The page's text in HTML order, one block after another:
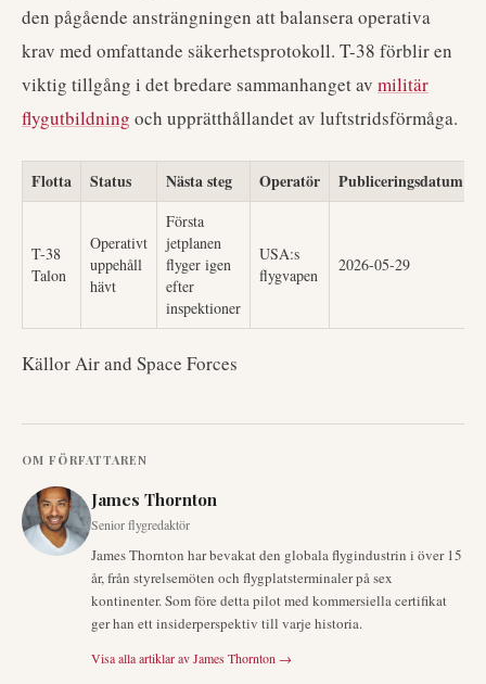
den pågående ansträngningen att balansera operativa
krav med omfattande säkerhetsprotokoll. T-38 förblir en
viktig tillgång i det bredare sammanhanget av militär
flygutbildning och upprätthållandet av luftstridsförmåga.
Flotta Status Nästa steg Operatör Publiceringsdatum
T-38
Talon
Operativt
uppehåll
hävt
Första
jetplanen
flyger igen
efter
inspektioner
USA:s
flygvapen
2026-05-29
Källor Air and Space Forces
OM FÖRFATTAREN
James Thornton
Senior flygredaktör
James Thornton har bevakat den globala flygindustrin i över 15
år, från styrelsemöten och flygplatsterminaler på sex
kontinenter. Som före detta pilot med kommersiella certifikat
ger han ett insiderperspektiv till varje historia.
Visa alla artiklar avJames Thornton →